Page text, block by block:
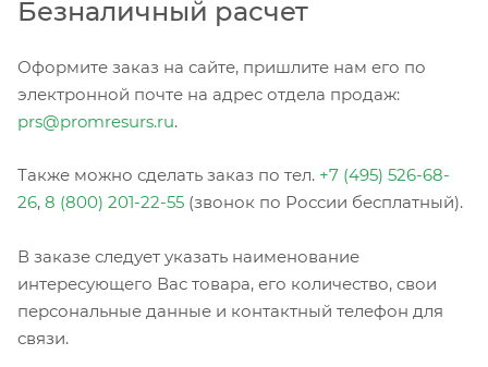
Безналичный расчет
Оформите заказ на сайте, пришлите нам его по
электронной почте на адрес отдела продаж:
prs@promresurs.ru.
Также можно сделать заказ по тел. +7 (495) 526-68-
26, 8 (800) 201-22-55 (звонок по России бесплатный).
В заказе следует указать наименование
интересующего Вас товара, его количество, свои
персональные данные и контактный телефон для
связи.